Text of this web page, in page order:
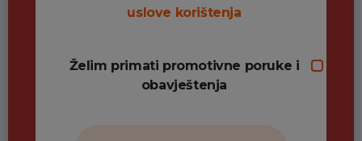
uslove korištenja
Želim primati promotivne poruke i
obavještenja